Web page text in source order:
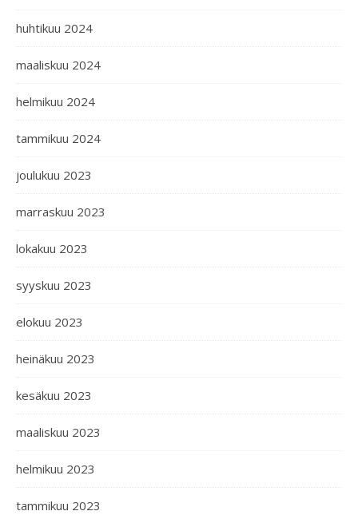
huhtikuu 2024
maaliskuu 2024
helmikuu 2024
tammikuu 2024
joulukuu 2023
marraskuu 2023
lokakuu 2023
syyskuu 2023
elokuu 2023
heinäkuu 2023
kesäkuu 2023
maaliskuu 2023
helmikuu 2023
tammikuu 2023